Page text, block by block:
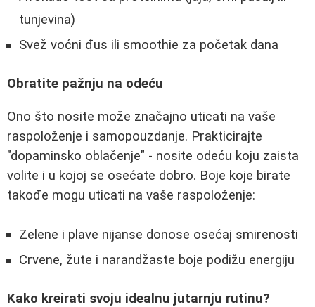
tunjevina)
Svež voćni đus ili smoothie za početak dana
Obratite pažnju na odeću
Ono što nosite može značajno uticati na vaše
raspoloženje i samopouzdanje. Prakticirajte
"dopaminsko oblačenje" - nosite odeću koju zaista
volite i u kojoj se osećate dobro. Boje koje birate
takođe mogu uticati na vaše raspoloženje:
Zelene i plave nijanse donose osećaj smirenosti
Crvene, žute i narandžaste boje podižu energiju
Kako kreirati svoju idealnu jutarnju rutinu?